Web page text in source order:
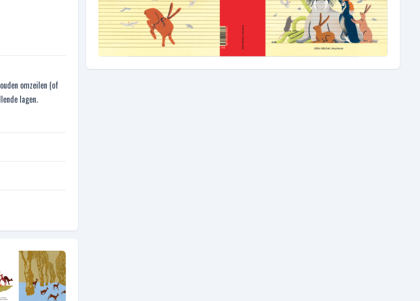
omzeilen (of
lagen.